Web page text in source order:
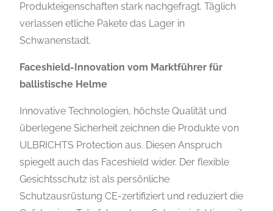
Produkteigenschaften stark nachgefragt. Täglich
verlassen etliche Pakete das Lager in
Schwanenstadt.
Faceshield-Innovation vom Marktführer für
ballistische Helme
Innovative Technologien, höchste Qualität und
überlegene Sicherheit zeichnen die Produkte von
ULBRICHTS Protection aus. Diesen Anspruch
spiegelt auch das Faceshield wider. Der flexible
Gesichtsschutz ist als persönliche
Schutzausrüstung CE-zertifiziert und reduziert die